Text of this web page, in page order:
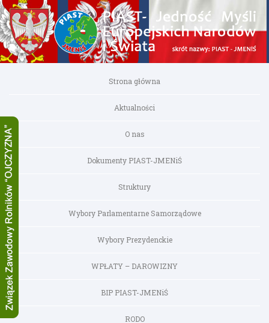
Strona główna
Aktualności
O nas
Dokumenty PIAST-JMENiŚ
Struktury
Wybory Parlamentarne Samorządowe
Wybory Prezydenckie
WPŁATY – DAROWIZNY
BIP PIAST-JMENiŚ
RODO